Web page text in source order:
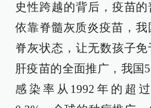
史性跨越的背后，疫苗
依靠脊髓灰质炎疫苗，
脊灰状态，让无数孩子
肝疫苗的全面推广，我国
感染率从1992年的超